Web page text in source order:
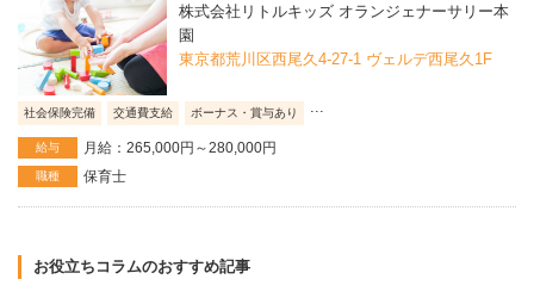
株式会社リトルキッズ オランジェナーサリー本
園
東京都荒川区西尾久4-27-1 ヴェルデ西尾久1F
社会保険完備 交通費支給 ボーナス・賞与あり
給与 月給：265,000円～280,000円
職種 保育士
お役立ちコラムのおすすめ記事